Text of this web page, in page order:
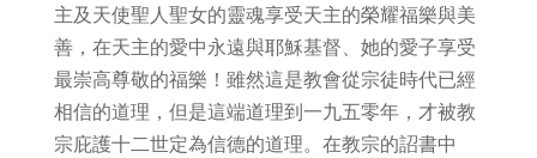
主及天使聖人聖女的靈魂享受天主的榮耀福樂與美
善，在天主的愛中永遠與耶穌基督、她的愛子享受
最崇高尊敬的福樂！雖然這是教會從宗徒時代已經
相信的道理，但是這端道理到一九五零年，才被教
宗庇護十二世定為信德的道理。在教宗的詔書中